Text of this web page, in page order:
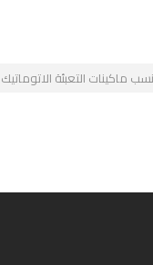
ماكينات التعبئة